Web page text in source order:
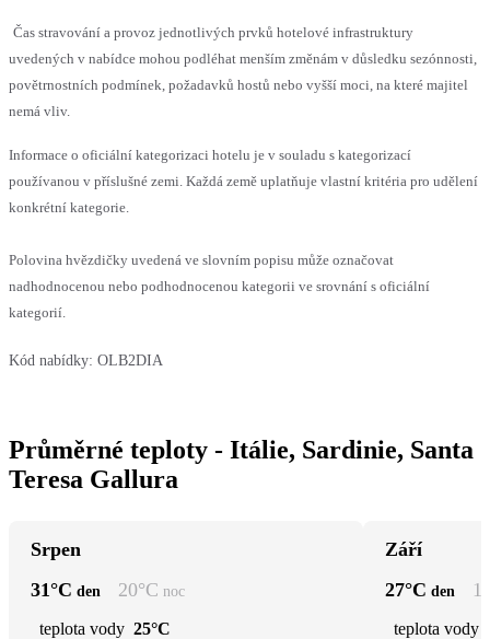
Čas stravování a provoz jednotlivých prvků hotelové infrastruktury
uvedených v nabídce mohou podléhat menším změnám v důsledku sezónnosti,
povětrnostních podmínek, požadavků hostů nebo vyšší moci, na které majitel
nemá vliv.
Informace o oficiální kategorizaci hotelu je v souladu s kategorizací
používanou v příslušné zemi. Každá země uplatňuje vlastní kritéria pro udělení
konkrétní kategorie.
Polovina hvězdičky uvedená ve slovním popisu může označovat
nadhodnocenou nebo podhodnocenou kategorii ve srovnání s oficiální
kategorií.
Kód nabídky: OLB2DIA
Průměrné teploty - Itálie, Sardinie, Santa
Teresa Gallura
Srpen
31°C den 20°C noc
teplota vody 25°C
Září
27°C den
teplota vody